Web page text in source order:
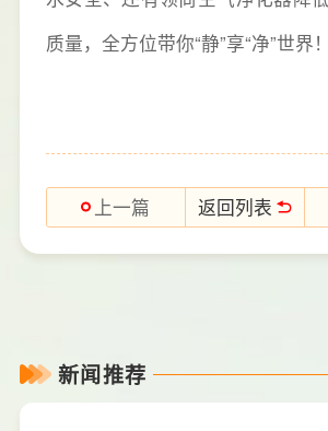
质量，全方位带你“静”享“净”世界！
上一篇 返回列表
新闻推荐